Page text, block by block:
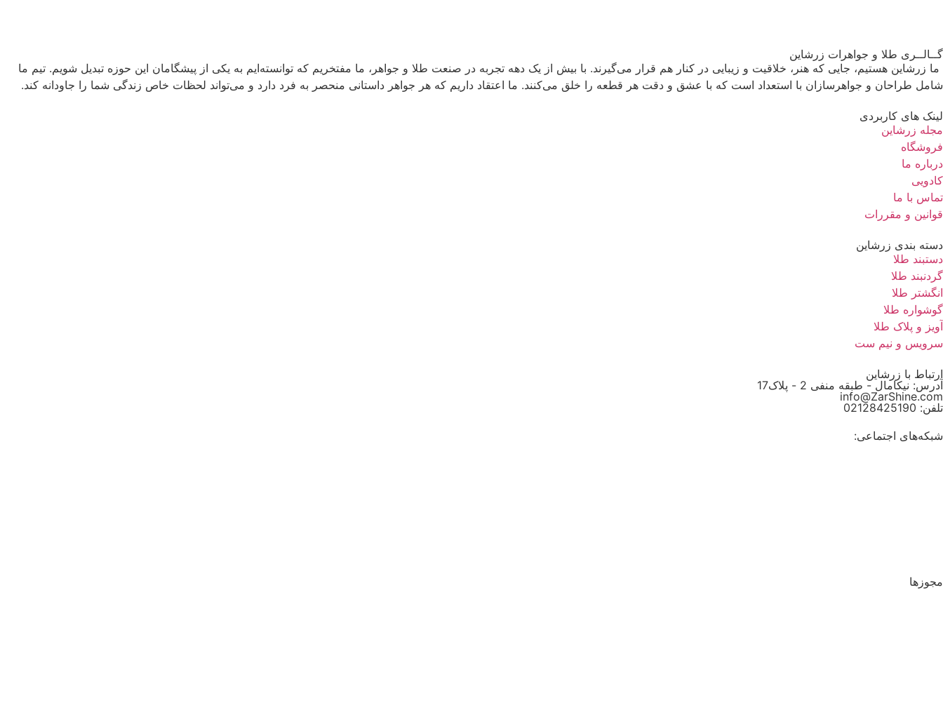
گــالــری طلا و جواهرات زرشاین
ما زرشاین هستیم، جایی که هنر، خلاقیت و زیبایی در کنار هم قرار می‌گیرند. با بیش از یک دهه تجربه در صنعت طلا و جواهر، ما مفتخریم که توانسته‌ایم به یکی از پیشگامان این حوزه تبدیل شویم. تیم ما
شامل طراحان و جواهرسازان با استعداد است که با عشق و دقت هر قطعه را خلق می‌کنند. ما اعتقاد داریم که هر جواهر داستانی منحصر به فرد دارد و می‌تواند لحظات خاص زندگی شما را جاودانه کند.
لینک های کاربردی
مجله زرشاین
فروشگاه
درباره ما
کادویی
تماس با ما
قوانین و مقررات
دسته بندی زرشاین
دستبند طلا
گردنبند طلا
انگشتر طلا
گوشواره طلا
آویز و پلاک طلا
سرویس و نیم ست
ارتباط با زرشاین
آدرس: نیکامال - طبقه منفی 2 - پلاک17
info@ZarShine.com
تلفن: 02128425190
شبکه‌های اجتماعی:
مجوزها